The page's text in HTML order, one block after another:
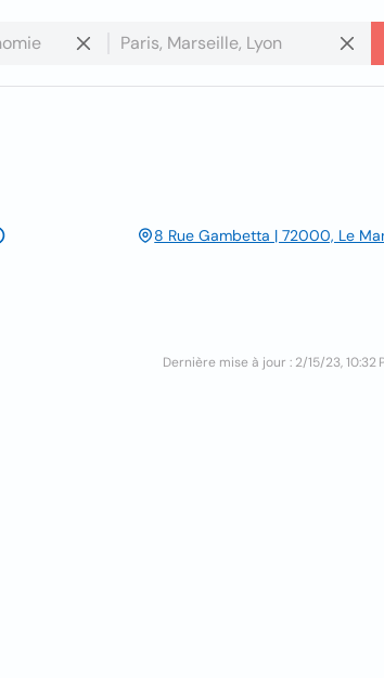
8 Rue Gambetta | 72000, Le
Dernière mise à jour : 2/15/23, 10:32